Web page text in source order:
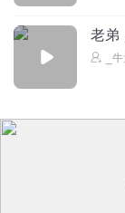
老弟
_